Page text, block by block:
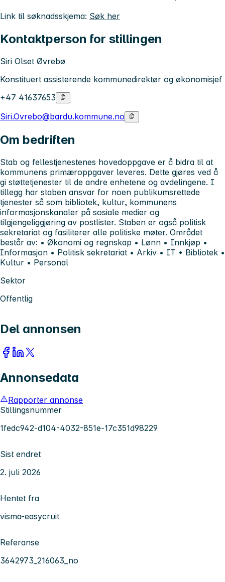
Link til søknadsskjema: Søk her
Kontaktperson for stillingen
Siri Olset Øvrebø
Konstituert assisterende kommunedirektør og økonomisjef
+47 41637653
Siri.Ovrebo@bardu.kommune.no
Om bedriften
Stab og fellestjenestenes hovedoppgave er å bidra til at
kommunens primæroppgaver leveres. Dette gjøres ved å
gi støttetjenester til de andre enhetene og avdelingene. I
tillegg har staben ansvar for noen publikumsrettede
tjenester så som bibliotek, kultur, kommunens
informasjonskanaler på sosiale medier og
tilgjengeliggjøring av postlister. Staben er også politisk
sekretariat og fasiliterer alle politiske møter. Området
består av: • Økonomi og regnskap • Lønn • Innkjøp •
Informasjon • Politisk sekretariat • Arkiv • IT • Bibliotek •
Kultur • Personal
Sektor
Offentlig
Del annonsen
Annonsedata
Rapporter annonse
Stillingsnummer
1fedc942-d104-4032-851e-17c351d98229
Sist endret
2. juli 2026
Hentet fra
visma-easycruit
Referanse
3642973_216063_no